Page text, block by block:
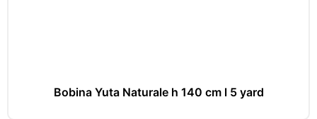
Bobina Yuta Naturale h 140 cm l 5 yard